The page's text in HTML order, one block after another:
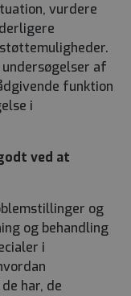
vurdere
af
funktion
i
ved at
og
og behandling
i
har, de